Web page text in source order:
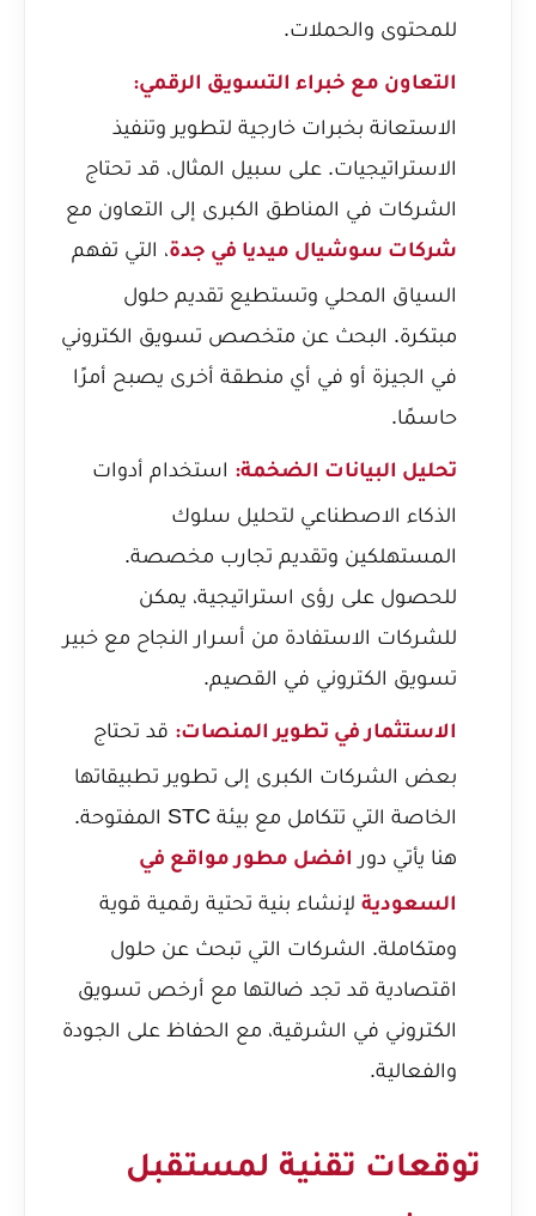
للمحتوى والحملات.
التعاون مع خبراء التسويق الرقمي:
الاستعانة بخبرات خارجية لتطوير وتنفيذ
الاستراتيجيات. على سبيل المثال، قد تحتاج
الشركات في المناطق الكبرى إلى التعاون مع
شركات سوشيال ميديا في جدة، التي تفهم
السياق المحلي وتستطيع تقديم حلول
مبتكرة. البحث عن متخصص تسويق الكتروني
في الجيزة أو في أي منطقة أخرى يصبح أمرًا
حاسمًا.
تحليل البيانات الضخمة: استخدام أدوات
الذكاء الاصطناعي لتحليل سلوك
المستهلكين وتقديم تجارب مخصصة.
للحصول على رؤى استراتيجية، يمكن
للشركات الاستفادة من أسرار النجاح مع خبير
تسويق الكتروني في القصيم.
الاستثمار في تطوير المنصات: قد تحتاج
بعض الشركات الكبرى إلى تطوير تطبيقاتها
الخاصة التي تتكامل مع بيئة STC المفتوحة.
هنا يأتي دور افضل مطور مواقع في
السعودية لإنشاء بنية تحتية رقمية قوية
ومتكاملة. الشركات التي تبحث عن حلول
اقتصادية قد تجد ضالتها مع أرخص تسويق
الكتروني في الشرقية، مع الحفاظ على الجودة
والفعالية.
توقعات تقنية لمستقبل